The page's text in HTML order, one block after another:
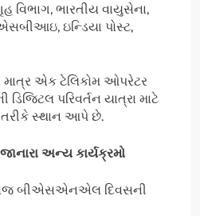
વિભાગ, ભારતીય વાયુસેના,
ઇન્ડિયા પોસ્ટ,
એક ટેલિકોમ ઓપરેટર
પરિવર્તન યાત્રા માટે
તરીકે સ્થાન આપે છે.
અન્ય કાર્યક્રમો
રોજ બીએસએનએલ દિવસની